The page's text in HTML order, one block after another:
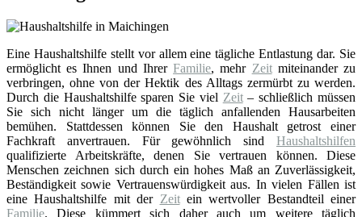
Eine Haushaltshilfe stellt vor allem eine tägliche Entlastung dar. Sie
ermöglicht es Ihnen und IhrerFamilie, mehr Zeitmiteinander zu
verbringen, ohne von der Hektik des Alltags zermürbt zu werden.
Durch die Haushaltshilfe sparen Sie viel Zeit– schließlich müssen
Sie sich nicht länger um die täglich anfallenden Hausarbeiten
bemühen. Stattdessen können Sie den Haushalt getrost einer
Fachkraft anvertrauen. Für gewöhnlich sind Haushaltshilfen
qualifizierte Arbeitskräfte, denen Sie vertrauen können. Diese
Menschen zeichnen sich durch ein hohes Maß an Zuverlässigkeit,
Beständigkeit sowie Vertrauenswürdigkeit aus. In vielen Fällen ist
eine Haushaltshilfe mit der Zeitein wertvoller Bestandteil einer
Familie. Diese kümmert sich daher auch um weitere täglich